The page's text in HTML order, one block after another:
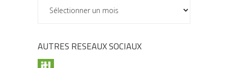
ARCHIVES
AUTRES RESEAUX SOCIAUX